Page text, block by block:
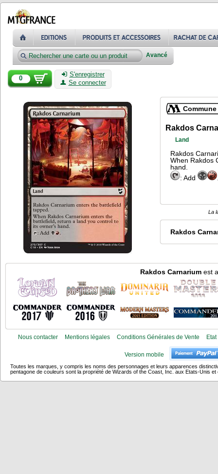
Avancé
0
S'enregistrer
Se connecter
Commune
Rakdos
Land
Rakdos
When Rakdos
hand.
: Add
La
Rakdos
Rakdos Carnarium est
Nous contacter Mentions légales Conditions Générales de Vente
Version mobile
Toutes les marques, y compris les noms des personnages et leurs apparences
pentagone de couleurs sont la propriété de Wizards of the Coast, Inc. aux Etats-Unis